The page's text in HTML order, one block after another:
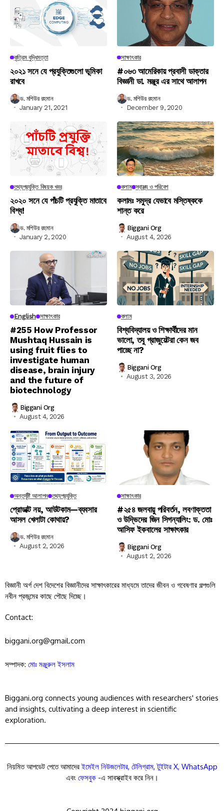
কৃত্রিম বুদ্ধিমত্তা
২০২১ সনে যে প্রযুক্তিগুলো ভূমিকা
রাখবে
ড. মশিউর রহমান
January 21, 2021
সাক্ষাৎকার
#০৬৩ আমেরিকায় প্রবাসী ডাক্তার
বিজ্ঞানী ডা. মঞ্জুর এর সাথে আলাপন
ড. মশিউর রহমান
December 9, 2020
তথ্যপ্রযুক্তি বিষয়ক খবর
২০২০ সনে যে পাঁচটি প্রযুক্তি মাতাবে
বিশ্ব!
ড. মশিউর রহমান
January 2, 2020
কলাম স্বাস্থ্য ও পরিবেশ
কলামঃ সমুদ্র যেভাবে মস্তিষ্ককে
শান্ত করে
Biggani Org
August 4, 2026
English সাক্ষাৎকার
#255 How Professor
Mushtaq Hussain is
using fruit flies to
investigate human
disease, brain injury
and the future of
biotechnology
Biggani Org
August 4, 2026
কলাম
বিশ্ববিদ্যালয় ও শিক্ষার্থীদের মান
ভালো, তবু গ্রাজুয়েটরা কেন জব
পাচ্ছে না?
Biggani Org
August 3, 2026
অন্তর্দৃষ্টি আলাপন তথ্যপ্রযুক্তি
প্রোডাক্ট নয়, আউটকাম—ব্যবসার
আসল খেলাটা কোথায়?
ড. মশিউর রহমান
August 2, 2026
সাক্ষাৎকার
#২৫৪ জলবায়ু পরিবর্তন, লবণাক্ততা
ও উদ্ভিদের জিন সিগন্যালিং: ড. মোঃ
আসিফ ইকবালের সাক্ষাৎকার
Biggani Org
August 2, 2026
বিজ্ঞানী অর্গ দেশ বিদেশের বিজ্ঞানীদের সাক্ষাৎকারের মাধ্যমে তাদের জীবন ও গবেষণার গল্পগুলি
নবীন প্রজন্মের কাছে পৌছে দিচ্ছে।
Contact:
biggani.org@gmail.com
সম্পাদক: মোঃ মঞ্জুরুল ইসলাম
Biggani.org connects young audiences with researchers' stories
and insights, cultivating a deep interest in scientific
exploration.
নিয়মিত আপডেট পেতে আমাদেরইমেইল নিউজলেটার, টেলিগ্রাম,টুইটার X, WhatsApp
এবং ফেসবুক-এ সাবস্ক্রাইব করে নিন।